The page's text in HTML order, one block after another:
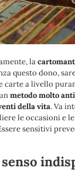
la
questo dono,
carte a livello
metodo molto
della vita. Va
le occasioni e
sensitivi
senso